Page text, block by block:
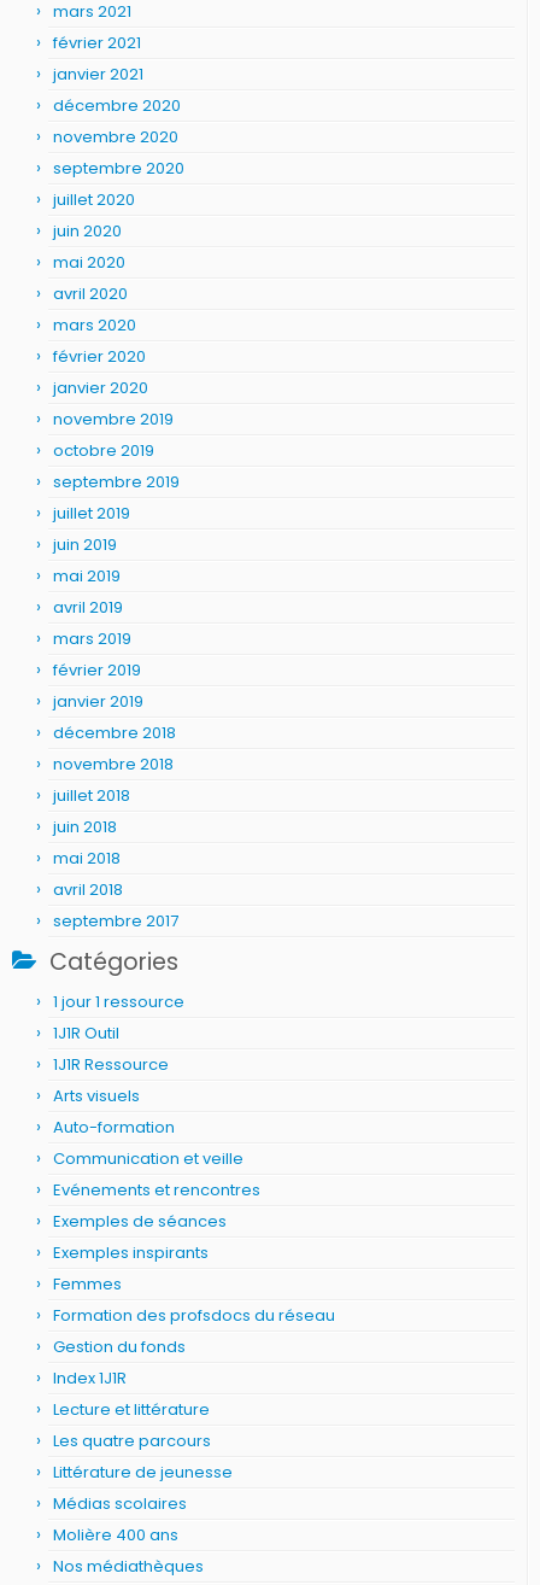
mars 2021
février 2021
janvier 2021
décembre 2020
novembre 2020
septembre 2020
juillet 2020
juin 2020
mai 2020
avril 2020
mars 2020
février 2020
janvier 2020
novembre 2019
octobre 2019
septembre 2019
juillet 2019
juin 2019
mai 2019
avril 2019
mars 2019
février 2019
janvier 2019
décembre 2018
novembre 2018
juillet 2018
juin 2018
mai 2018
avril 2018
septembre 2017
Catégories
1 jour 1 ressource
1J1R Outil
1J1R Ressource
Arts visuels
Auto-formation
Communication et veille
Evénements et rencontres
Exemples de séances
Exemples inspirants
Femmes
Formation des profsdocs du réseau
Gestion du fonds
Index 1J1R
Lecture et littérature
Les quatre parcours
Littérature de jeunesse
Médias scolaires
Molière 400 ans
Nos médiathèques